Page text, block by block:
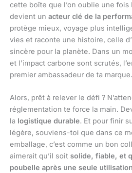
cette boîte que l’on oublie une fois
devient un acteur clé de la
protège mieux, voyage plus
vies et raconte une histoire, celle
sincère pour la planète. Dans un
et l’impact carbone sont scrutés,
premier ambassadeur de ta marque.
Alors, prêt à relever le défi ?
réglementation te force la main.
la logistique durable. Et pour finir
légère, souviens-toi que dans ce
emballage, c’est comme un bon
aimerait qu’il soit solide, fiable, et
poubelle après une seule utilisation